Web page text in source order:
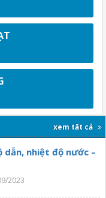
xem tất cả
dẫn, nhiệt độ nước –
2023